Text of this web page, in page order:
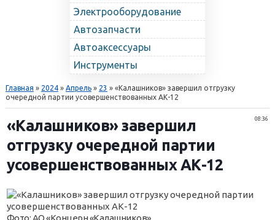
Электрооборудование
Автозапчасти
Автоаксессуары
Инструменты
Главная » 2024 » Апрель » 23 » «Калашников» завершил отгрузку
очередной партии усовершенствованных АК-12
08:36
«Калашников» завершил
отгрузку очередной партии
усовершенствованных АК-12
Фото: АО «Концерн «Калашников»